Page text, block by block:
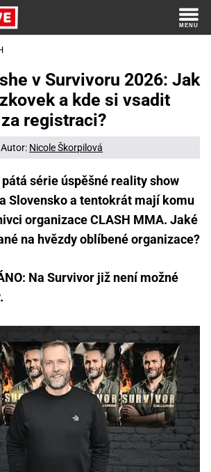
v Survivoru 2026: Jak
a kde si vsadit
registraci?
Nicole Škorpilová
série úspěšné reality show
Slovensko a tentokrát mají komu
organizace CLASH MMA. Jaké
na hvězdy oblíbené organizace?
Na Survivor již není možné